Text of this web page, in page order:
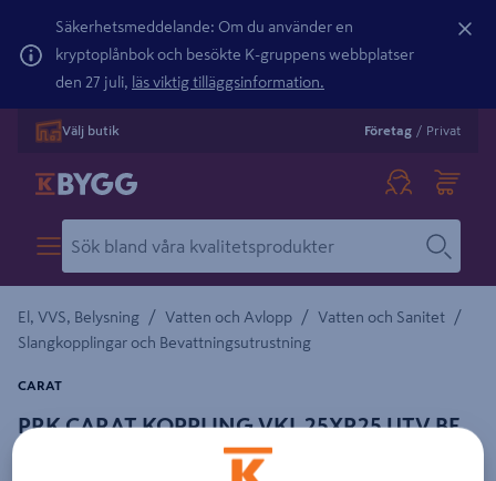
Säkerhetsmeddelande: Om du använder en
kryptoplånbok och besökte K-gruppens webbplatser
den 27 juli, läs viktig tilläggsinformation.
Välj butik Företag / Privat
El, VVS, Belysning / Vatten och Avlopp / Vatten och Sanitet /
Slangkopplingar och Bevattningsutrustning
PRK CARAT KOPPLING VKL 25XR25 UTV BF
CARAT
Detaljerad beskrivning finns i produktbeskrivningsområdet